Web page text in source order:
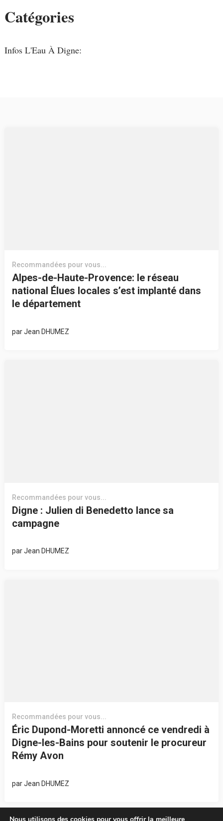
Catégories
Infos L'Eau À Digne:
Recommandées pour vous...
Alpes-de-Haute-Provence: le réseau
national Élues locales s’est implanté dans
le département
parJean DHUMEZ
Recommandées pour vous...
Digne : Julien di Benedetto lance sa
campagne
parJean DHUMEZ
Recommandées pour vous...
Éric Dupond-Moretti annoncé ce vendredi à
Digne-les-Bains pour soutenir le procureur
Rémy Avon
parJean DHUMEZ